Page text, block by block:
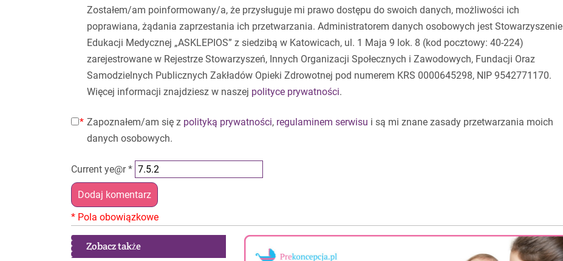
Zostałem/am poinformowany/a, że przysługuje mi prawo dostępu do swoich danych, możliwości ich
poprawiana, żądania zaprzestania ich przetwarzania. Administratorem danych osobowych jest Stowarzyszenie
Edukacji Medycznej „ASKLEPIOS” z siedzibą w Katowicach, ul. 1 Maja 9 lok. 8 (kod pocztowy: 40-224)
zarejestrowane w Rejestrze Stowarzyszeń, Innych Organizacji Społecznych i Zawodowych, Fundacji Oraz
Samodzielnych Publicznych Zakładów Opieki Zdrowotnej pod numerem KRS 0000645298, NIP 9542771170.
Więcej informacji znajdziesz w naszej polityce prywatności.
Zapoznałem/am się z polityką prywatności, regulaminem serwisu i są mi znane zasady przetwarzania moich
danych osobowych.
Current ye@r*
Zobacz także